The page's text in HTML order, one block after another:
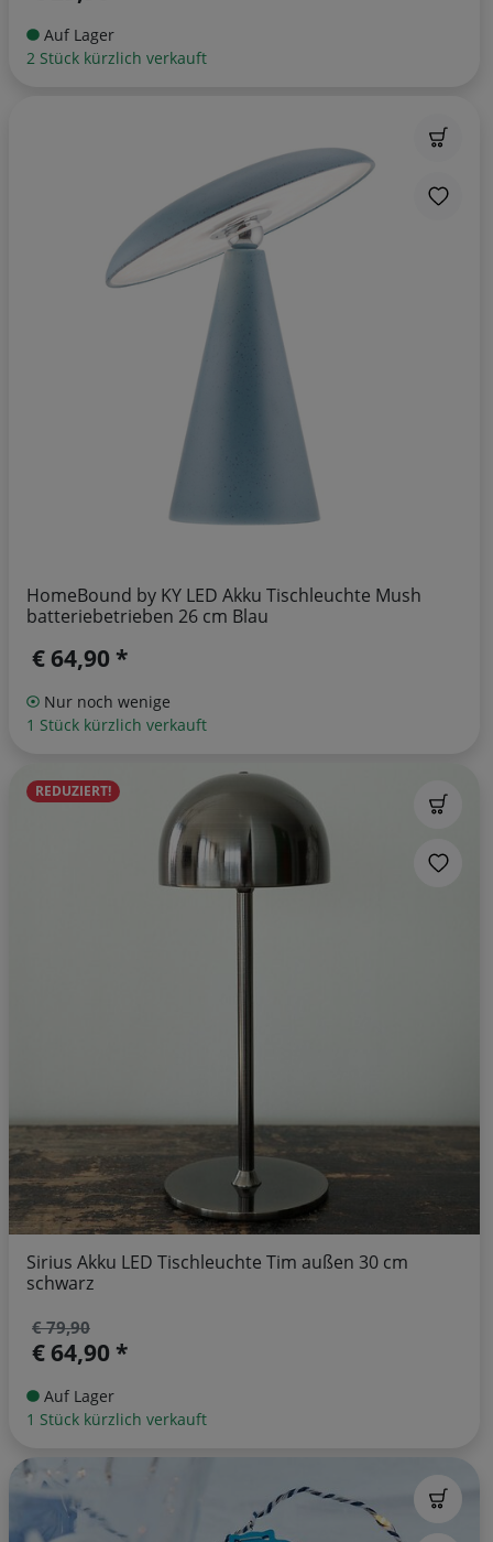
Auf Lager
2 Stück kürzlich verkauft
HomeBound by KY LED Akku Tischleuchte Mush
batteriebetrieben 26 cm Blau
€ 64,90 *
Nur noch wenige
1 Stück kürzlich verkauft
REDUZIERT!
Sirius Akku LED Tischleuchte Tim außen 30 cm
schwarz
€ 79,90
€ 64,90 *
Auf Lager
1 Stück kürzlich verkauft